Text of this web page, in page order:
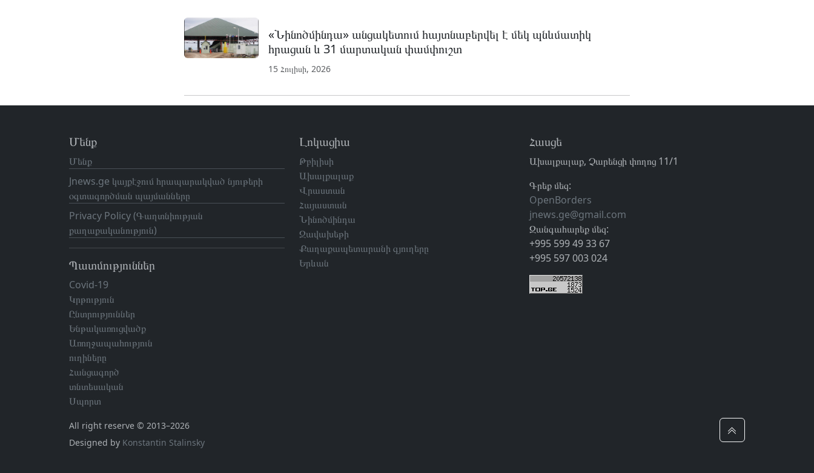
«Նինոծմինդա» անցակետում հայտնաբերվել է մեկ պնևմատիկ
հրացան և 31 մարտական ​​փամփուշտ
15 Հուլիսի, 2026
Մենք
Մենք
Jnews.ge կայքէջում հրապարակված նյութերի
օգտագործման պայմանները
Privacy Policy (Գաղտնիության
քաղաքականություն)
Պատմություններ
Covid-19
Կրթություն
Ընտրություններ
Ենթակառուցվածք
Առողջապահություն
ուղիները
Հանցագործ
տնտեսական
Սպորտ
Լոկացիա
Թբիլիսի
Ախալքալաք
Վրաստան
Հայաստան
Նինոծմինդա
Ջավախեթի
Քաղաքապետարանի գյուղերը
Երևան
Հասցե
Ախալքալաք, Չարենցի փողոց 11/1
Գրեք մեզ:
OpenBorders
jnews.ge@gmail.com
Զանգահարեք մեզ:
+995 599 49 33 67
+995 597 003 024
All right reserve © 2013–2026
Designed by Konstantin Stalinsky